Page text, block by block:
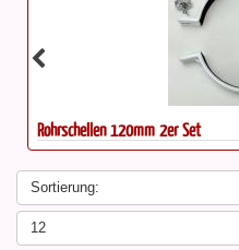
PrimaLuceLab EAGLE6 S...
Sortierung:
12